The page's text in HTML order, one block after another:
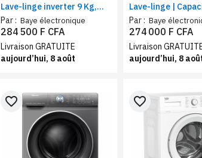
Lave-linge inverter 9 Kg,
vitesse d'essorage 1400
tr/min, silver-noir
Par : Baye électronique
284 500 F CFA
Livraison GRATUITE
aujourd’hui, 8 août
Lave-linge |
nettoyage
panneau
arrêt différé
Par : Baye
274 000 F CFA
Livraison
aujourd’hui, 8
favorite_border favorite_border